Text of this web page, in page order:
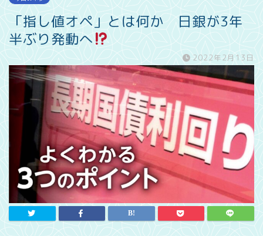
「指し値オペ」とは何か 日銀が3年
半ぶり発動へ
2022年2月13日